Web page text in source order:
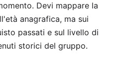
Devi mappare la
anagrafica, ma sui
passati e sul livello di
storici del gruppo.